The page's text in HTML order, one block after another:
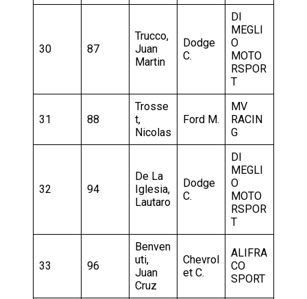
30 87
Trucco,
Juan
Martin
Dodge
C.
DI
MEGLI
O
MOTO
RSPOR
T
31 88
Trosse
t,
Nicolas
Ford M.
MV
RACIN
G
32 94
De La
Iglesia,
Lautaro
Dodge
C.
DI
MEGLI
O
MOTO
RSPOR
T
33 96
Benven
uti,
Juan
Cruz
Chevrol
et C.
ALIFRA
CO
SPORT